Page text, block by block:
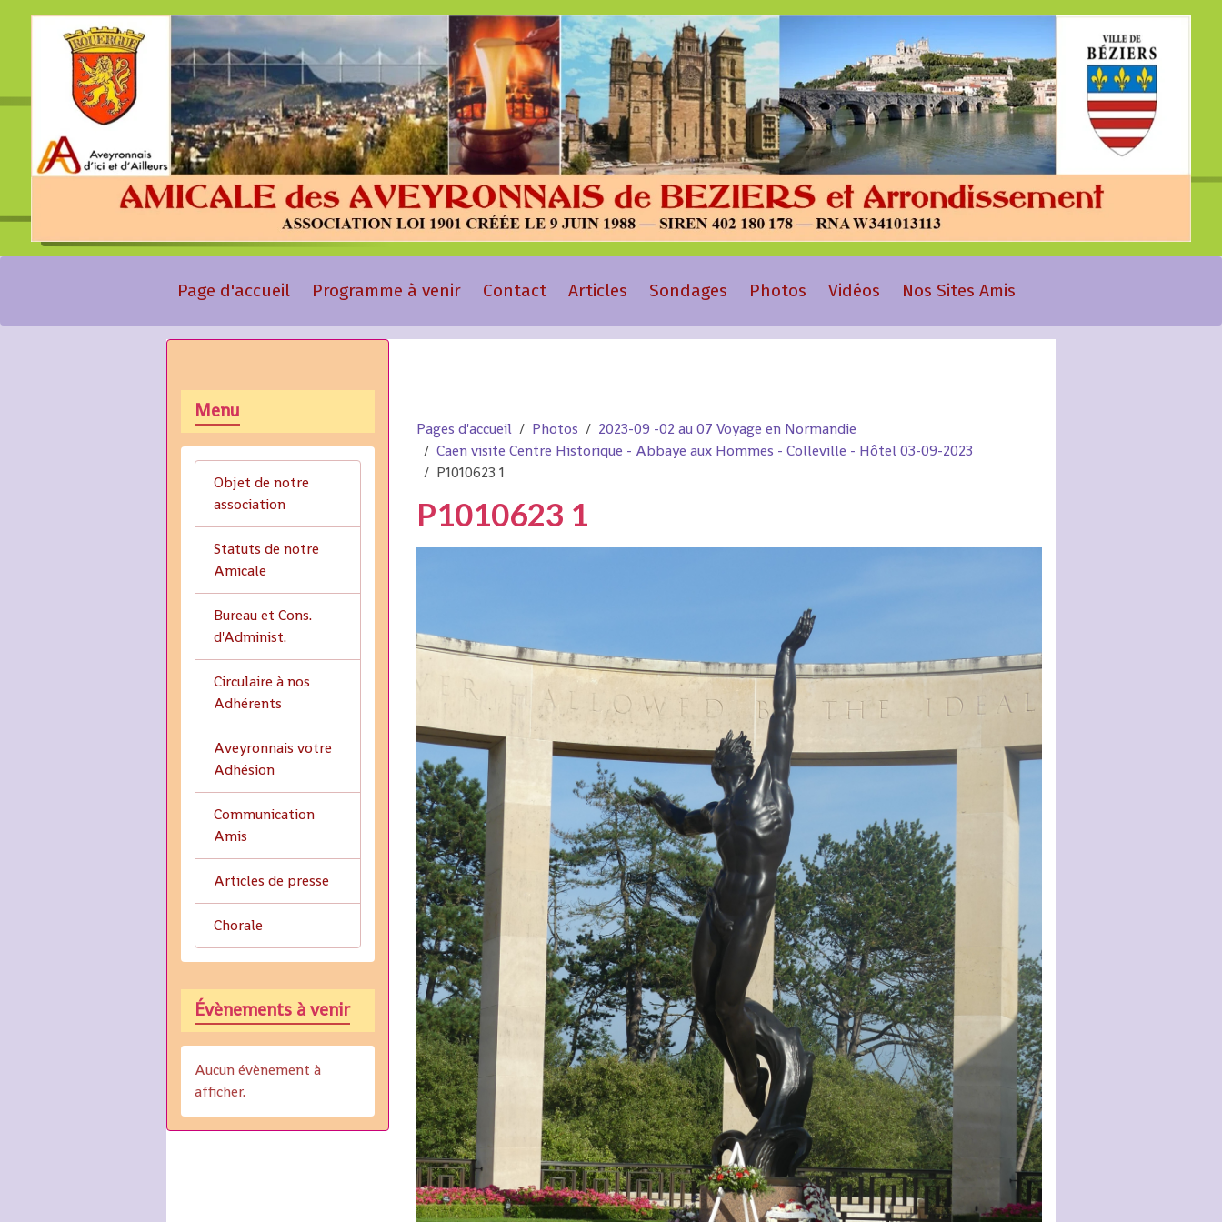
Page d'accueil Programme à venir Contact Articles Sondages Photos Vidéos Nos Sites Amis
Pages d'accueil Photos
2023-09 -02 au 07 Voyage en Normandie
Caen visite Centre Historique - Abbaye aux Hommes - Colleville - Hôtel 03-09-2023
P1010623 1
P1010623 1
Menu
Objet de notre
association
Statuts de notre
Amicale
Bureau et Cons.
d'Administ.
Circulaire à nos
Adhérents
Aveyronnais votre
Adhésion
Communication
Amis
Articles de presse
Chorale
Évènements à venir
Aucun évènement à
afficher.